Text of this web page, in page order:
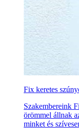
Fix keretes
Szakembereink
örömmel állnak
minket és